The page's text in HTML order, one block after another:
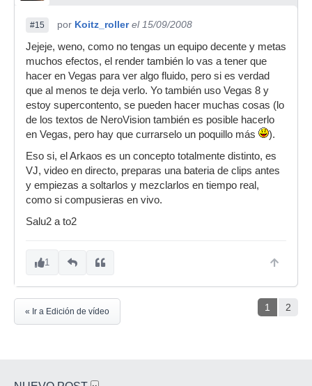
#15 por Koitz_roller el 15/09/2008
Jejeje, weno, como no tengas un equipo decente y metas
muchos efectos, el render también lo vas a tener que
hacer en Vegas para ver algo fluido, pero si es verdad
que al menos te deja verlo. Yo también uso Vegas 8 y
estoy supercontento, se pueden hacer muchas cosas (lo
de los textos de NeroVision también es posible hacerlo
en Vegas, pero hay que currarselo un poquillo más
).
Eso si, el Arkaos es un concepto totalmente distinto, es
VJ, video en directo, preparas una bateria de clips antes
y empiezas a soltarlos y mezclarlos en tiempo real,
como si compusieras en vivo.
Salu2 a to2
1
1 2
« Ir a Edición de vídeo